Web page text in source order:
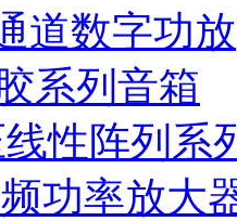
道数字功放
系列音箱
性阵列系
功率放大